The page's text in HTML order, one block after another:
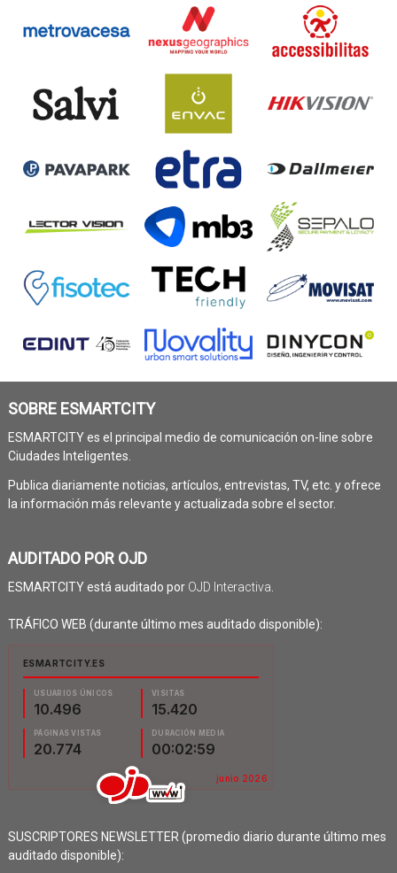
SOBRE ESMARTCITY
ESMARTCITY es el principal medio de comunicación on-line sobre
Ciudades Inteligentes.
Publica diariamente noticias, artículos, entrevistas, TV, etc. y ofrece
la información más relevante y actualizada sobre el sector.
AUDITADO POR OJD
ESMARTCITY está auditado por OJD Interactiva
TRÁFICO WEB (durante último mes auditado disponible):
SUSCRIPTORES NEWSLETTER (promedio diario durante último mes
auditado disponible):